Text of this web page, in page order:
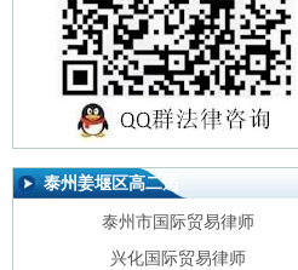
泰州姜堰区高二适
纪念馆国际贸易律
泰州市国际贸易律师
兴化国际贸易律师